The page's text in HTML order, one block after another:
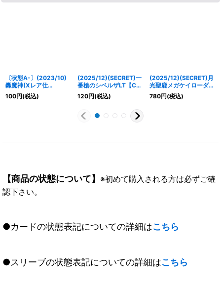
〔状態A-〕(2023/10)
轟魔神(Xレア仕
様/BSC41収録)【C】
{BS39-058}《青》
100円(税込)
(2025/12)(SECRET)一
番槍のシベルザLT【C-
SEC】{BSC49-021}
《緑》
120円(税込)
(2025/12)(SECRET)月
光聖鹿メガケイローダ
【X-SEC】{BS73-X04}
《白》
780円(税込)
【商品の状態について】 ※初めて購入される方は必ずご確
認下さい。
●カードの状態表記についての詳細はこちら
●スリーブの状態表記についての詳細はこちら